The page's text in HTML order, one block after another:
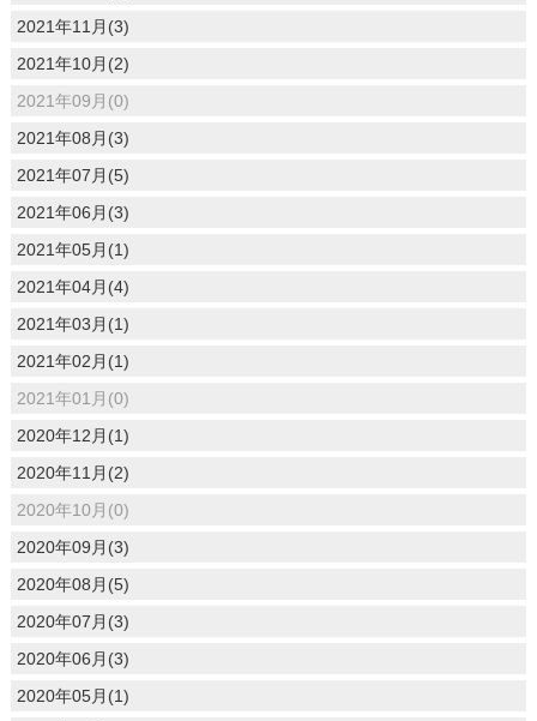
2021年11月(3)
2021年10月(2)
2021年09月(0)
2021年08月(3)
2021年07月(5)
2021年06月(3)
2021年05月(1)
2021年04月(4)
2021年03月(1)
2021年02月(1)
2021年01月(0)
2020年12月(1)
2020年11月(2)
2020年10月(0)
2020年09月(3)
2020年08月(5)
2020年07月(3)
2020年06月(3)
2020年05月(1)